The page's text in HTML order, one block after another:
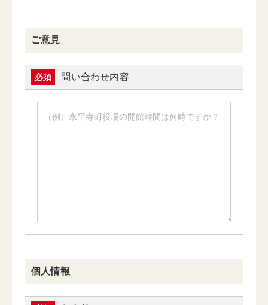
ご意見
必須 問い合わせ内容
個人情報